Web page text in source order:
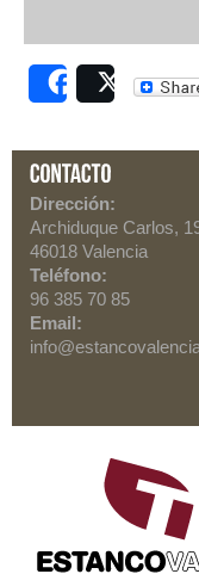
SharePost
Dirección:
Archiduque Carlos,
46018 Valencia
Teléfono:
96 385 70 85
Email: